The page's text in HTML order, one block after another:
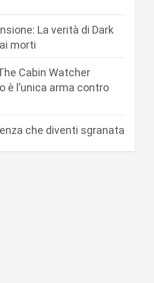
La verità di Dark
morti
Cabin Watcher
è l’unica arma contro
che diventi sgranata